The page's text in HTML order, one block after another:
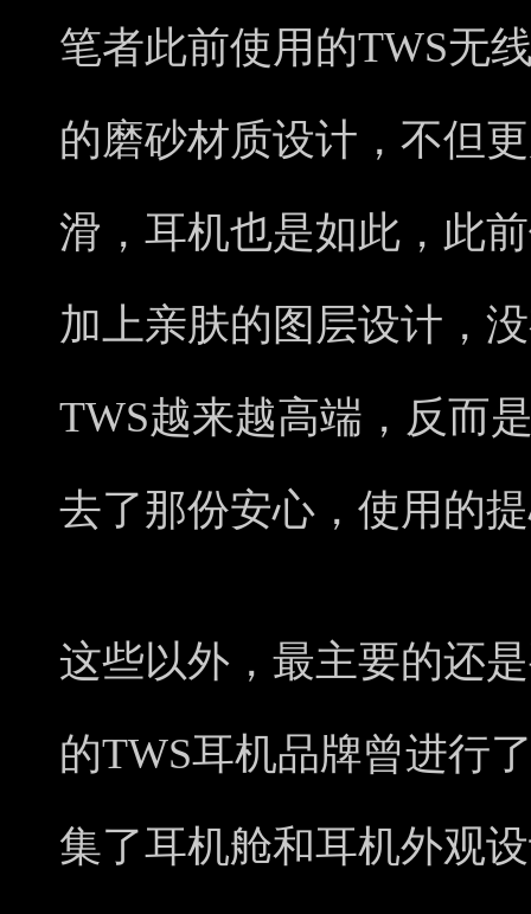
笔者此前使用的TWS无
的磨砂材质设计，不但
滑，耳机也是如此，此
加上亲肤的图层设计，
TWS越来越高端，反而
去了那份安心，使用的
这些以外，最主要的还
的TWS耳机品牌曾进行
集了耳机舱和耳机外观